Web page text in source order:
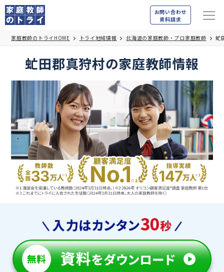
お問い合わせ
資料請求
家庭教師のトライHOME トライ地域情報 北海道の家庭教師・プロ家庭教師 虻
虻田郡真狩村の家庭教師情報